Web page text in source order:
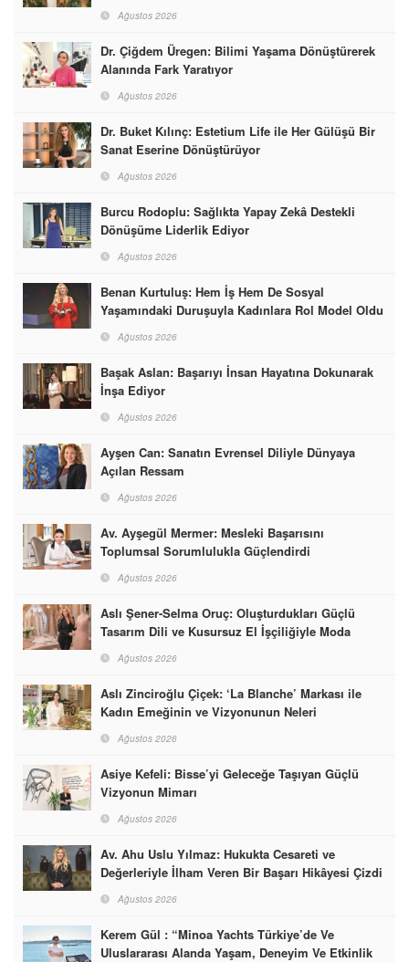
Ağustos 2026
Dr. Çiğdem Üregen: Bilimi Yaşama Dönüştürerek
Alanında Fark Yaratıyor
Ağustos 2026
Dr. Buket Kılınç: Estetium Life ile Her Gülüşü Bir
Sanat Eserine Dönüştürüyor
Ağustos 2026
Burcu Rodoplu: Sağlıkta Yapay Zekâ Destekli
Dönüşüme Liderlik Ediyor
Ağustos 2026
Benan Kurtuluş: Hem İş Hem De Sosyal
Yaşamındaki Duruşuyla Kadınlara Rol Model Oldu
Ağustos 2026
Başak Aslan: Başarıyı İnsan Hayatına Dokunarak
İnşa Ediyor
Ağustos 2026
Ayşen Can: Sanatın Evrensel Diliyle Dünyaya
Açılan Ressam
Ağustos 2026
Av. Ayşegül Mermer: Mesleki Başarısını
Toplumsal Sorumlulukla Güçlendirdi
Ağustos 2026
Aslı Şener-Selma Oruç: Oluşturdukları Güçlü
Tasarım Dili ve Kusursuz El İşçiliğiyle Moda
Ağustos 2026
Aslı Zinciroğlu Çiçek: ‘La Blanche’ Markası ile
Kadın Emeğinin ve Vizyonunun Neleri
Ağustos 2026
Asiye Kefeli: Bisse’yi Geleceğe Taşıyan Güçlü
Vizyonun Mimarı
Ağustos 2026
Av. Ahu Uslu Yılmaz: Hukukta Cesareti ve
Değerleriyle İlham Veren Bir Başarı Hikâyesi Çizdi
Ağustos 2026
Kerem Gül : “Minoa Yachts Türkiye’de Ve
Uluslararası Alanda Yaşam, Deneyim Ve Etkinlik